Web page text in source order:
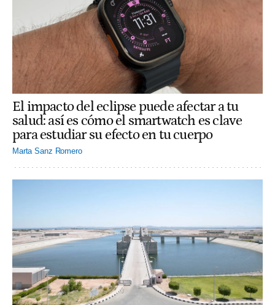
El impacto del eclipse puede afectar a tu
salud: así es cómo el smartwatch es clave
para estudiar su efecto en tu cuerpo
Marta Sanz Romero